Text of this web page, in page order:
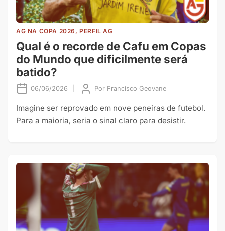
AG NA COPA 2026, PERFIL AG
Qual é o recorde de Cafu em Copas
do Mundo que dificilmente será
batido?
06/06/2026 Por Francisco Geovane
Imagine ser reprovado em nove peneiras de futebol.
Para a maioria, seria o sinal claro para desistir.